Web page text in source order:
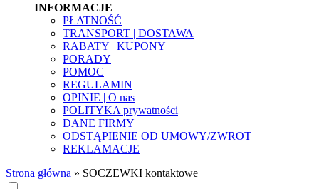
INFORMACJE
PŁATNOŚĆ
TRANSPORT | DOSTAWA
RABATY | KUPONY
PORADY
POMOC
REGULAMIN
OPINIE | O nas
POLITYKA prywatności
DANE FIRMY
ODSTĄPIENIE OD UMOWY/ZWROT
REKLAMACJE
Strona główna » SOCZEWKI kontaktowe